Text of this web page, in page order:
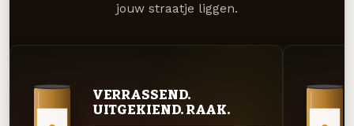
jouw straatje liggen.
VERRASSEND.
UITGEKIEND. RAAK.